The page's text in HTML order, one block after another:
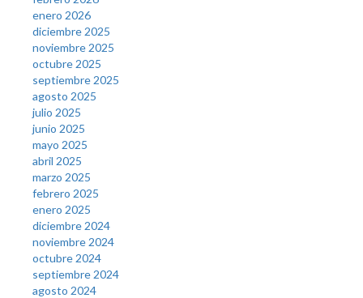
enero 2026
diciembre 2025
noviembre 2025
octubre 2025
septiembre 2025
agosto 2025
julio 2025
junio 2025
mayo 2025
abril 2025
marzo 2025
febrero 2025
enero 2025
diciembre 2024
noviembre 2024
octubre 2024
septiembre 2024
agosto 2024